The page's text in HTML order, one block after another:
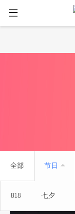
全部 节日
818 七夕